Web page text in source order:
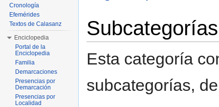
Subcategorías
Esta categoría
subcategorías,
Cronología
Efemérides
Textos de Calasanz
Enciclopedia
Portal de la
Enciclopedia
Familia
Demarcaciones
Presencias por
Demarcación
Presencias por
Localidad